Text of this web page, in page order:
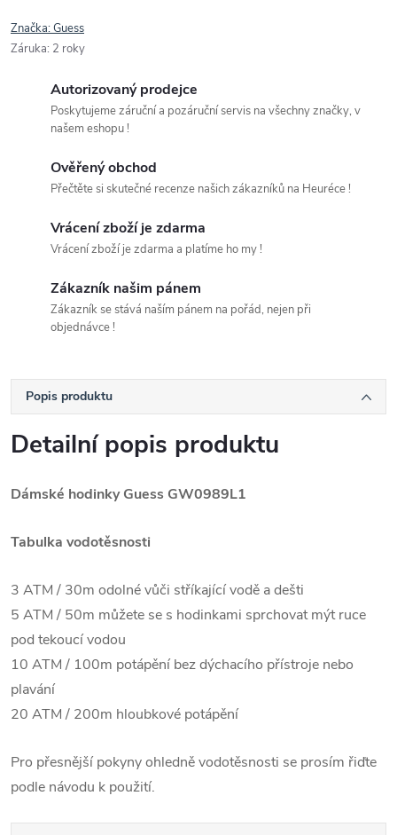
Značka:Guess
Záruka: 2 roky
Autorizovaný prodejce
Poskytujeme záruční a pozáruční servis na všechny značky, v
našem eshopu !
Ověřený obchod
Přečtěte si skutečné recenze našich zákazníků na Heuréce !
Vrácení zboží je zdarma
Vrácení zboží je zdarma a platíme ho my !
Zákazník našim pánem
Zákazník se stává naším pánem na pořád, nejen při
objednávce !
Popis produktu
Detailní popis produktu
Dámské hodinky Guess GW0989L1
Tabulka vodotěsnosti
3 ATM / 30m odolné vůči stříkající vodě a dešti
5 ATM / 50m můžete se s hodinkami sprchovat mýt ruce
pod tekoucí vodou
10 ATM / 100m potápění bez dýchacího přístroje nebo
plavání
20 ATM / 200m hloubkové potápění
Pro přesnější pokyny ohledně vodotěsnosti se prosím řiďte
podle návodu k použití.